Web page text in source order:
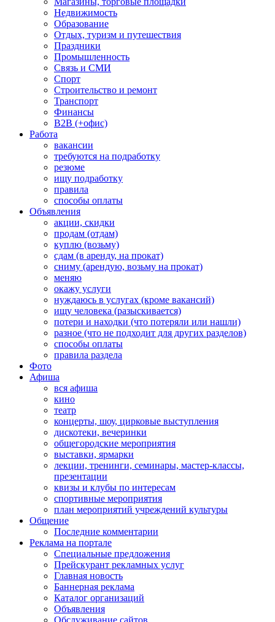
Недвижимость
Образование
Отдых, туризм и путешествия
Праздники
Промышленность
Связь и СМИ
Спорт
Строительство и ремонт
Транспорт
Финансы
B2B (+офис)
Работа
вакансии
требуются на подработку
резюме
ищу подработку
правила
способы оплаты
Объявления
акции, скидки
продам (отдам)
куплю (возьму)
сдам (в аренду, на прокат)
сниму (арендую, возьму на прокат)
меняю
окажу услуги
нуждаюсь в услугах (кроме вакансий)
ищу человека (разыскивается)
потери и находки (что потеряли или нашли)
разное (что не подходит для других разделов)
способы оплаты
правила раздела
Фото
Афиша
вся афиша
кино
театр
концерты, шоу, цирковые выступления
дискотеки, вечеринки
общегородские мероприятия
выставки, ярмарки
лекции, тренинги, семинары, мастер-классы,
презентации
квизы и клубы по интересам
спортивные мероприятия
план мероприятий учреждений культуры
Общение
Последние комментарии
Реклама на портале
Специальные предложения
Прейскурант рекламных услуг
Главная новость
Баннерная реклама
Каталог организаций
Объявления
Обслуживание сайтов